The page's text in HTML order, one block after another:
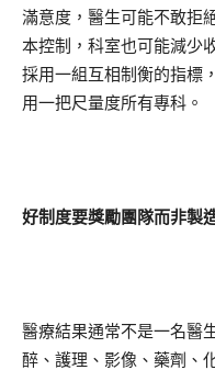
滿意度，醫生可能不敢拒
本控制，科室也可能減少
採用一組互相制衡的指標
用一把尺量度所有專科。
好制度要獎勵團隊而非製
醫療結果通常不是一名醫
醉、護理、影像、藥劑、